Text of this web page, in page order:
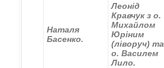
Наталя
Басенко.
Леонід
Кравчук з о.
Михайлом
Юріним
(ліворуч) та
о. Василем
Лило.